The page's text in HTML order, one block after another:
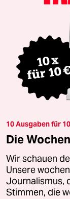
10 Ausgaben für
Die
Wir schauen
Unsere
Journalismus,
Stimmen, die